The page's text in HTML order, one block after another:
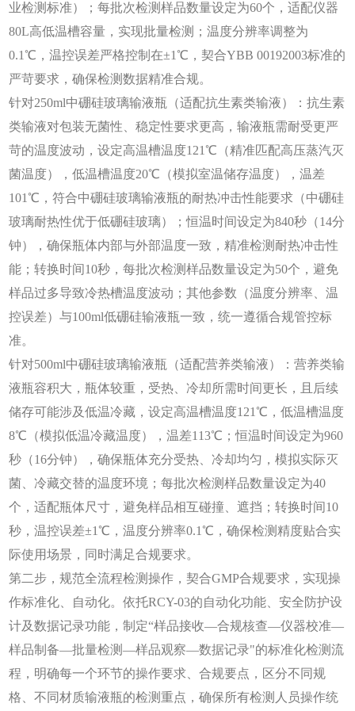
业检测标准）；每批次检测样品数量设定为60个，适配仪器
80L高低温槽容量，实现批量检测；温度分辨率调整为
0.1℃，温控误差严格控制在±1℃，契合YBB 00192003标准的
严苛要求，确保检测数据精准合规。
针对250ml中硼硅玻璃输液瓶（适配抗生素类输液）：抗生素
类输液对包装无菌性、稳定性要求更高，输液瓶需耐受更严
苛的温度波动，设定高温槽温度121℃（精准匹配高压蒸汽灭
菌温度），低温槽温度20℃（模拟室温储存温度），温差
101℃，符合中硼硅玻璃输液瓶的耐热冲击性能要求（中硼硅
玻璃耐热性优于低硼硅玻璃）；恒温时间设定为840秒（14分
钟），确保瓶体内部与外部温度一致，精准检测耐热冲击性
能；转换时间10秒，每批次检测样品数量设定为50个，避免
样品过多导致冷热槽温度波动；其他参数（温度分辨率、温
控误差）与100ml低硼硅输液瓶一致，统一遵循合规管控标
准。
针对500ml中硼硅玻璃输液瓶（适配营养类输液）：营养类输
液瓶容积大，瓶体较重，受热、冷却所需时间更长，且后续
储存可能涉及低温冷藏，设定高温槽温度121℃，低温槽温度
8℃（模拟低温冷藏温度），温差113℃；恒温时间设定为960
秒（16分钟），确保瓶体充分受热、冷却均匀，模拟实际灭
菌、冷藏交替的温度环境；每批次检测样品数量设定为40
个，适配瓶体尺寸，避免样品相互碰撞、遮挡；转换时间10
秒，温控误差±1℃，温度分辨率0.1℃，确保检测精度贴合实
际使用场景，同时满足合规要求。
第二步，规范全流程检测操作，契合GMP合规要求，实现操
作标准化、自动化。依托RCY-03的自动化功能、安全防护设
计及数据记录功能，制定“样品接收—合规核查—仪器校准—
样品制备—批量检测—样品观察—数据记录"的标准化检测流
程，明确每一个环节的操作要求、合规要点，区分不同规
格、不同材质输液瓶的检测重点，确保所有检测人员操作统